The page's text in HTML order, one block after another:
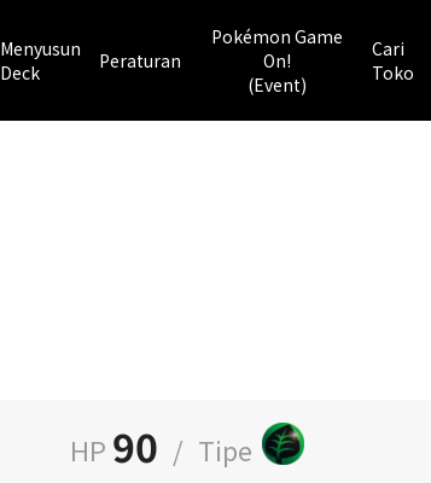
Menyusun
Deck
Peraturan
Pokémon Game
On!
(Event)
Cari
Toko
HP 90 / Tipe